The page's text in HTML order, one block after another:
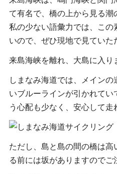
て有名で、橋の上から見る潮
私の少ない語彙力では、こ
いので、ぜひ現地で見ていた
来島海峡を離れ、大島に入り
しまなみ海道では、メイン
いブルーラインが引かれて
う心配も少なく、安心して走
ただし、島と島の間の橋は
る前には坂がありますのでご